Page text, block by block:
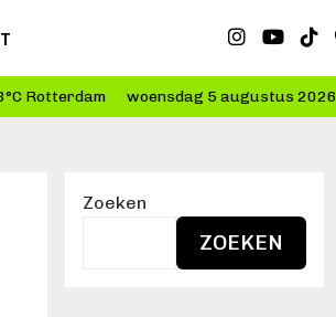
Rotterdam woensdag 5 augustus 2026
Zoeken
ZOEKEN